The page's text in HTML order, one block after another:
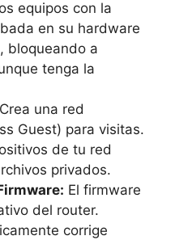
equipos con la
en su hardware
bloqueando a
tenga la
Crea una red
Guest) para visitas.
de tu red
privados.
El firmware
del router.
corrige